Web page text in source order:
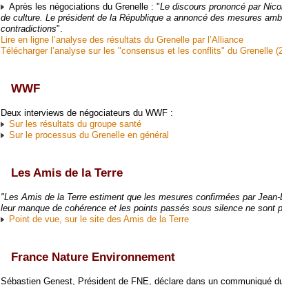
Après les négociations du Grenelle : "Le discours prononcé par
de culture. Le président de la République a annoncé des mesures
contradictions".
Lire en ligne l’analyse des résultats du Grenelle par l’Alliance
Télécharger l’analyse sur les "consensus et les conflits" du Grenelle
WWF
Deux interviews de négociateurs du WWF :
Sur les résultats du groupe santé
Sur le processus du Grenelle en général
Les Amis de la Terre
"Les Amis de la Terre estiment que les mesures confirmées par
leur manque de cohérence et les points passés sous silence ne sont
Point de vue, sur le site des Amis de la Terre
France Nature Environnement
Sébastien Genest, Président de FNE, déclare dans un communiqué